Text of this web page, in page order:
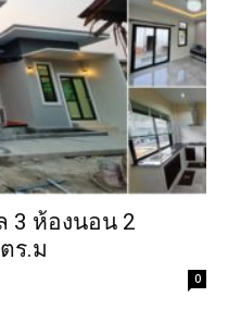
3 ห้องนอน 2
ร.ม
0